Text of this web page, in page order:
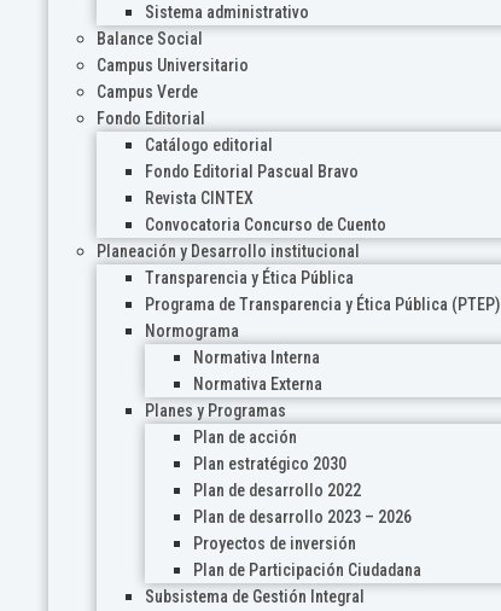
Sistema administrativo
Balance Social
Campus Universitario
Campus Verde
Fondo Editorial
Catálogo editorial
Fondo Editorial Pascual Bravo
Revista CINTEX
Convocatoria Concurso de Cuento
Planeación y Desarrollo institucional
Transparencia y Ética Pública
Programa de Transparencia y Ética Pública (PTEP)
Normograma
Normativa Interna
Normativa Externa
Planes y Programas
Plan de acción
Plan estratégico 2030
Plan de desarrollo 2022
Plan de desarrollo 2023 – 2026
Proyectos de inversión
Plan de Participación Ciudadana
Subsistema de Gestión Integral